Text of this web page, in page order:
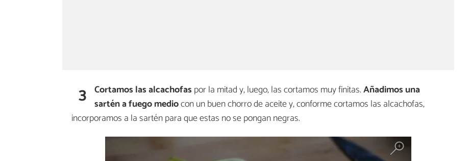
3 Cortamos las alcachofas por la mitad y, luego, las cortamos muy finitas.Añadimos una
sartén a fuego mediocon un buen chorro de aceite y, conforme cortamos las alcachofas,
incorporamos a la sartén para que estas no se pongan negras.